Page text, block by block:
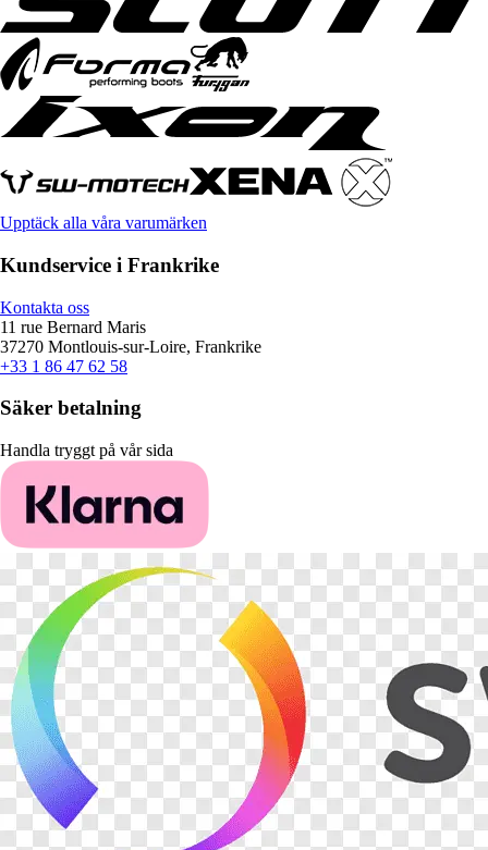
Upptäck alla våra varumärken
Kundservice i Frankrike
Kontakta oss
11 rue Bernard Maris
37270 Montlouis-sur-Loire, Frankrike
+33 1 86 47 62 58
Säker betalning
Handla tryggt på vår sida